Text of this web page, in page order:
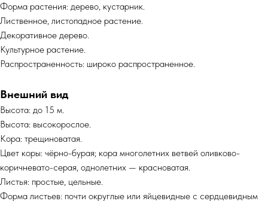
Форма растения: дерево, кустарник.
Лиственное, листопадное растение.
Декоративное дерево.
Культурное растение.
Распространенность: широко распространенное.
Внешний вид
Высота: до 15 м.
Высота: высокорослое.
Кора: трещиноватая.
Цвет коры: чёрно-бурая; кора многолетних ветвей оливково-
коричневато-серая, однолетних — красноватая.
Листья: простые, цельные.
Форма листьев: почти округлые или яйцевидные с сердцевидным